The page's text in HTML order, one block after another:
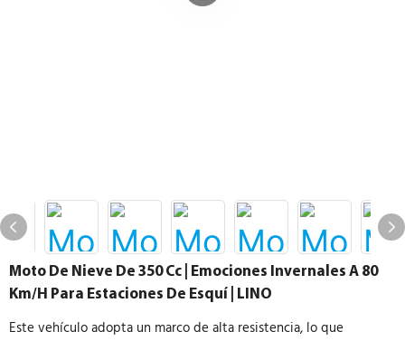
Moto De Nieve De 350 Cc | Emociones Invernales A 80
Km/h Para Estaciones De Esquí | LINO
Este vehículo adopta un marco de alta resistencia, lo que